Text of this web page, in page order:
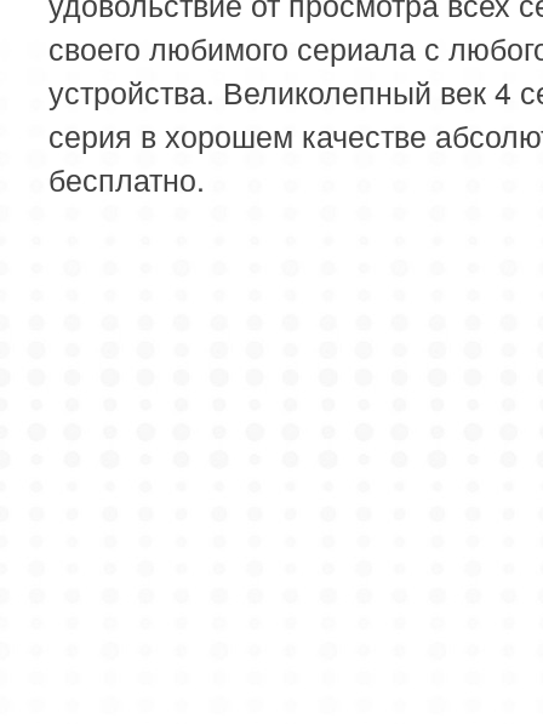
своего любимого сериала с
устройства. Великолепный век 4
серия в хорошем качестве
бесплатно.